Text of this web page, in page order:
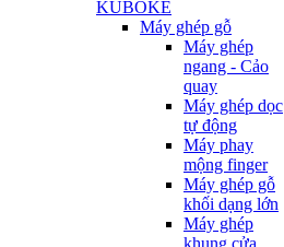
KUBOKE
Máy ghép gỗ
Máy ghép
ngang - Cảo
quay
Máy ghép dọc
tự động
Máy phay
mộng finger
Máy ghép gỗ
khối dạng lớn
Máy ghép
khung cửa